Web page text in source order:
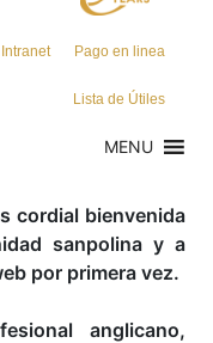
Intranet Pago en linea
Lista de Útiles
MENU
cordial bienvenida
sanpolina y a
por primera vez.
anglicano,